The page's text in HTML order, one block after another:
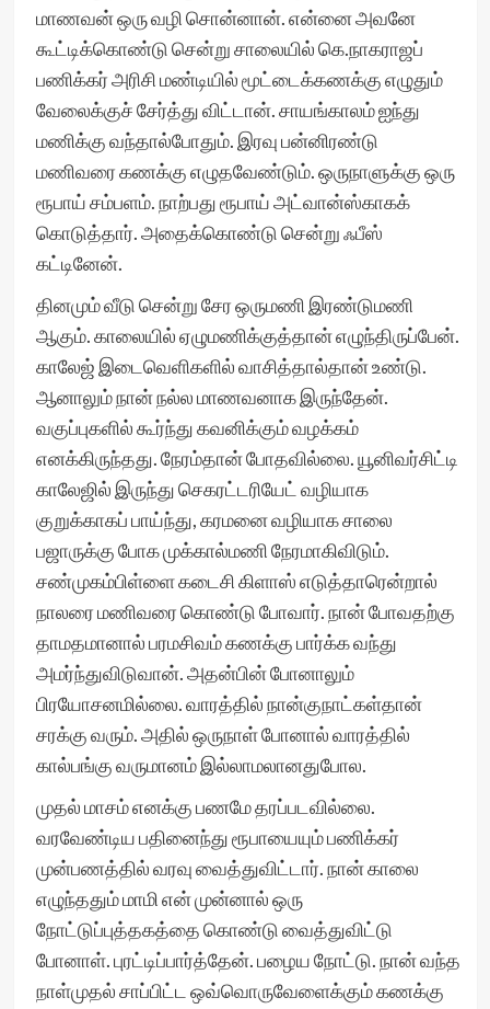
மாணவன் ஒரு வழி சொன்னான். என்னை அவனே
கூட்டிக்கொண்டு சென்று சாலையில் கெ.நாகராஜப்
பணிக்கர் அரிசி மண்டியில் மூட்டைக்கணக்கு எழுதும்
வேலைக்குச் சேர்த்து விட்டான். சாயங்காலம் ஐந்து
மணிக்கு வந்தால்போதும். இரவு பன்னிரண்டு
மணிவரை கணக்கு எழுதவேண்டும். ஒருநாளுக்கு ஒரு
ரூபாய் சம்பளம். நாற்பது ரூபாய் அட்வான்ஸ்காகக்
கொடுத்தார். அதைக்கொண்டு சென்று ஃபீஸ்
கட்டினேன்.
தினமும் வீடு சென்று சேர ஒருமணி இரண்டுமணி
ஆகும். காலையில் ஏழுமணிக்குத்தான் எழுந்திருப்பேன்.
காலேஜ் இடைவெளிகளில் வாசித்தால்தான் உண்டு.
ஆனாலும் நான் நல்ல மாணவனாக இருந்தேன்.
வகுப்புகளில் கூர்ந்து கவனிக்கும் வழக்கம்
எனக்கிருந்தது. நேரம்தான் போதவில்லை. யூனிவர்சிட்டி
காலேஜில் இருந்து செகரட்டரியேட் வழியாக
குறுக்காகப் பாய்ந்து, கரமனை வழியாக சாலை
பஜாருக்கு போக முக்கால்மணி நேரமாகிவிடும்.
சண்முகம்பிள்ளை கடைசி கிளாஸ் எடுத்தாரென்றால்
நாலரை மணிவரை கொண்டு போவார். நான் போவதற்கு
தாமதமானால் பரமசிவம் கணக்கு பார்க்க வந்து
அமர்ந்துவிடுவான். அதன்பின் போனாலும்
பிரயோசனமில்லை. வாரத்தில் நான்குநாட்கள்தான்
சரக்கு வரும். அதில் ஒருநாள் போனால் வாரத்தில்
கால்பங்கு வருமானம் இல்லாமலானதுபோல.
முதல் மாசம் எனக்கு பணமே தரப்படவில்லை.
வரவேண்டிய பதினைந்து ரூபாயையும் பணிக்கர்
முன்பணத்தில் வரவு வைத்துவிட்டார். நான் காலை
எழுந்ததும் மாமி என் முன்னால் ஒரு
நோட்டுப்புத்தகத்தை கொண்டு வைத்துவிட்டு
போனாள். புரட்டிப்பார்த்தேன். பழைய நோட்டு. நான் வந்த
நாள்முதல் சாப்பிட்ட ஒவ்வொருவேளைக்கும் கணக்கு